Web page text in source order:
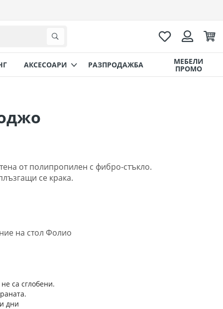
Любими
AКСЕСОАРИ РАЗПРОДАЖБА МЕБЕЛИ
ПРОМО
от полипропилен с фибро-стъкло.
се крака.
на стол Фолио
са сглобени.
дни